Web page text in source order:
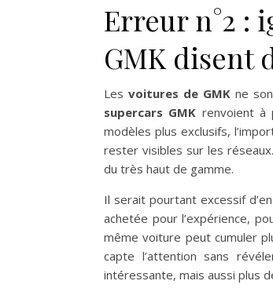
Erreur n°2 :
GMK disent
Les voitures de GMK ne
supercars GMK renvoient à
modèles plus exclusifs,
rester visibles sur les
du très haut de gamme.
Il serait pourtant excessif
achetée pour l’expérience,
même voiture peut cumuler
capte l’attention sans
intéressante, mais aussi plus